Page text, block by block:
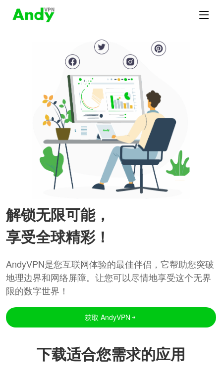
解锁无限可能，
享受全球精彩！
AndyVPN是您互联网体验的最佳伴侣，它帮助您突破
地理边界和网络屏障。让您可以尽情地享受这个无界
限的数字世界！
获取 AndyVPN
下载适合您需求的应用